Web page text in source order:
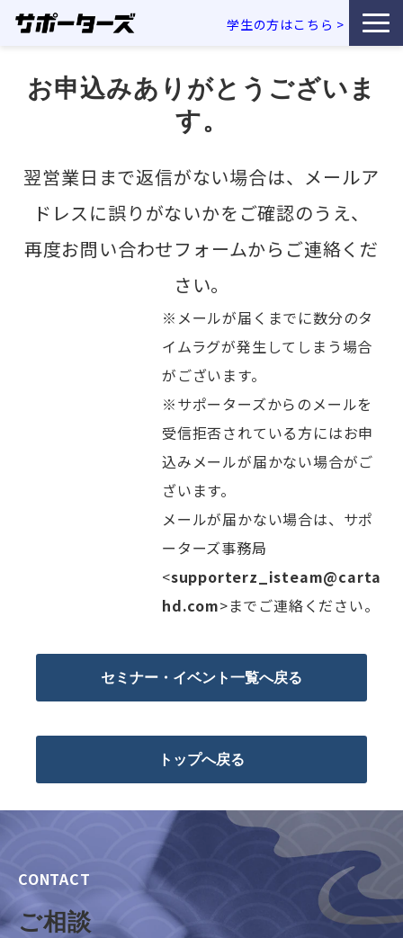
学生の方はこちら >
利用企業事例
お役立ち資料
お申込みありがとうございま
す。
翌営業日まで返信がない場合は、メールア
ドレスに誤りがないかをご確認のうえ、
再度お問い合わせフォームからご連絡くだ
さい。
※メールが届くまでに数分のタ
イムラグが発生してしまう場合
がございます。
※サポーターズからのメールを
受信拒否されている方にはお申
込みメールが届かない場合がご
ざいます。
メールが届かない場合は、サポ
ーターズ事務局
<supporterz_isteam@carta
hd.com>までご連絡ください。
セミナー・イベント一覧へ戻る
トップへ戻る
CONTACT
ご相談